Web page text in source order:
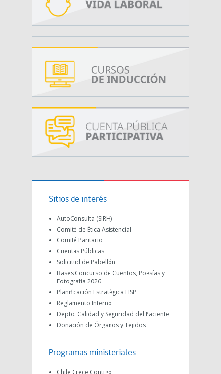
Sitios de interés
AutoConsulta (SIRH)
Comité de Ética Asistencial
Comité Paritario
Cuentas Públicas
Solicitud de Pabellón
Bases Concurso de Cuentos, Poesías y
Fotografía 2026
Planificación Estratégica HSP
Reglamento Interno
Depto. Calidad y Seguridad del Paciente
Donación de Órganos y Tejidos
Programas ministeriales
Chile Crece Contigo